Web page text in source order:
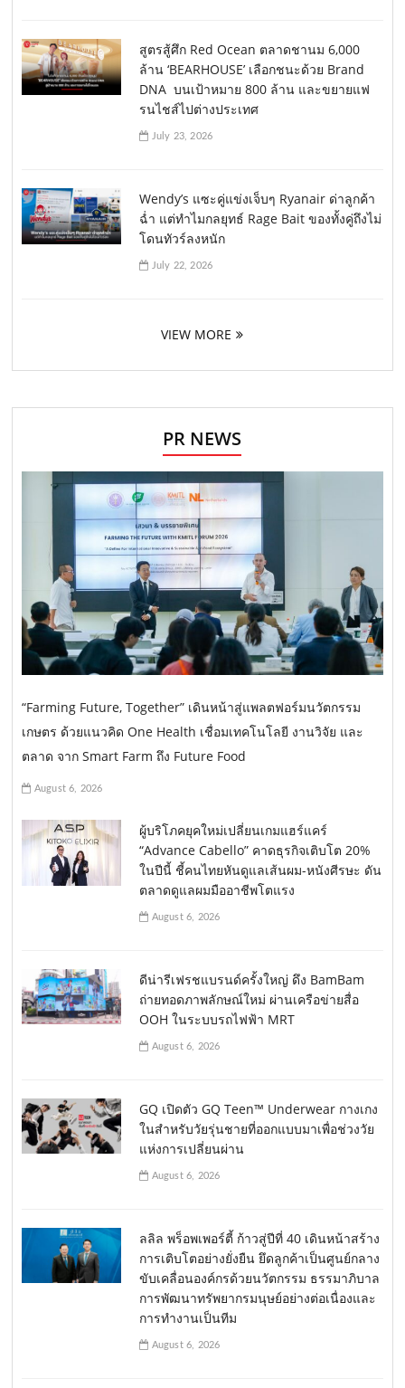
สูตรสู้ศึก Red Ocean ตลาดชานม 6,000
ล้าน ‘BEARHOUSE’ เลือกชนะด้วย Brand
DNA บนเป้าหมาย 800 ล้าน และขยายแฟ
รนไชส์ไปต่างประเทศ
July 23, 2026
Wendy’s แซะคู่แข่งเจ็บๆ Ryanair ด่าลูกค้า
ฉ่ำ แต่ทำไมกลยุทธ์ Rage Bait ของทั้งคู่ถึงไม่
โดนทัวร์ลงหนัก
July 22, 2026
VIEW MORE
PR NEWS
“Farming Future, Together” เดินหน้าสู่แพลตฟอร์มนวัตกรรม
เกษตร ด้วยแนวคิด One Health เชื่อมเทคโนโลยี งานวิจัย และ
ตลาด จาก Smart Farm ถึง Future Food
August 6, 2026
ผู้บริโภคยุคใหม่เปลี่ยนเกมแฮร์แคร์
“Advance Cabello” คาดธุรกิจเติบโต 20%
ในปีนี้ ชี้คนไทยหันดูแลเส้นผม-หนังศีรษะ ดัน
ตลาดดูแลผมมืออาชีพโตแรง
August 6, 2026
ดีน่ารีเฟรชแบรนด์ครั้งใหญ่ ดึง BamBam
ถ่ายทอดภาพลักษณ์ใหม่ ผ่านเครือข่ายสื่อ
OOH ในระบบรถไฟฟ้า MRT
August 6, 2026
GQ เปิดตัว GQ Teen™ Underwear กางเกง
ในสำหรับวัยรุ่นชายที่ออกแบบมาเพื่อช่วงวัย
แห่งการเปลี่ยนผ่าน
August 6, 2026
ลลิล พร็อพเพอร์ตี้ ก้าวสู่ปีที่ 40 เดินหน้าสร้าง
การเติบโตอย่างยั่งยืน ยึดลูกค้าเป็นศูนย์กลาง
ขับเคลื่อนองค์กรด้วยนวัตกรรม ธรรมาภิบาล
การพัฒนาทรัพยากรมนุษย์อย่างต่อเนื่องและ
การทำงานเป็นทีม
August 6, 2026